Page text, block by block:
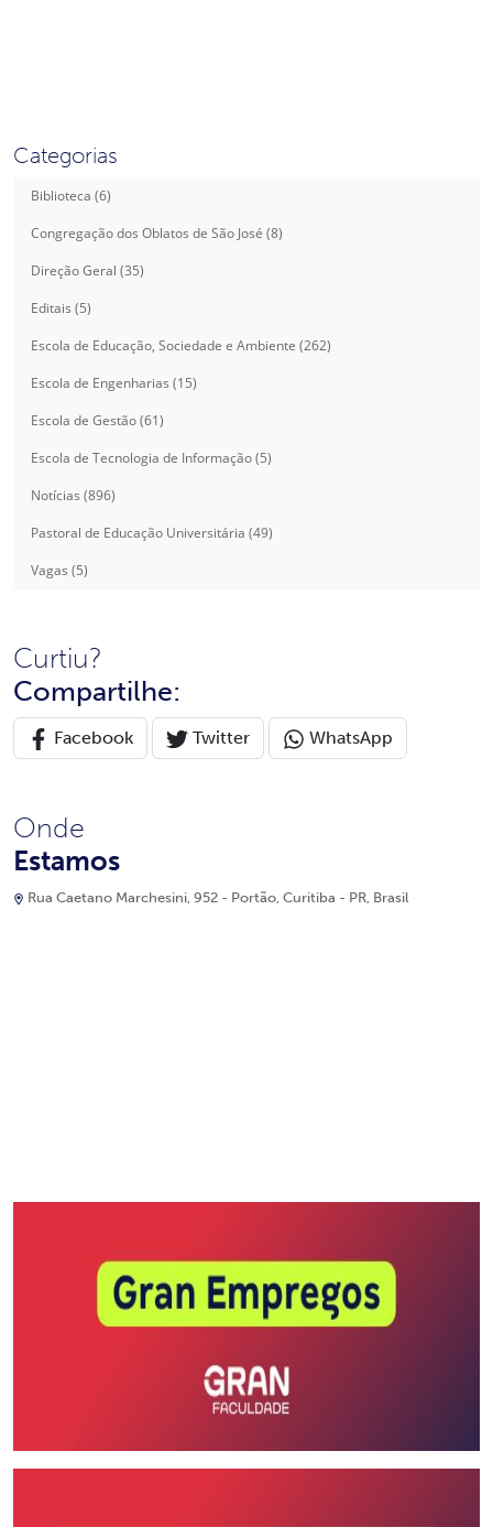
Categorias
Biblioteca (6)
Congregação dos Oblatos de São José (8)
Direção Geral (35)
Editais (5)
Escola de Educação, Sociedade e Ambiente (262)
Escola de Engenharias (15)
Escola de Gestão (61)
Escola de Tecnologia de Informação (5)
Notícias (896)
Pastoral de Educação Universitária (49)
Vagas (5)
Curtiu?
Compartilhe:
Facebook Twitter WhatsApp
Onde
Estamos
Rua Caetano Marchesini, 952 - Portão, Curitiba - PR, Brasil